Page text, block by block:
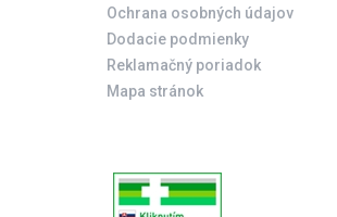
Ochrana osobných údajov
Dodacie podmienky
Reklamačný poriadok
Mapa stránok